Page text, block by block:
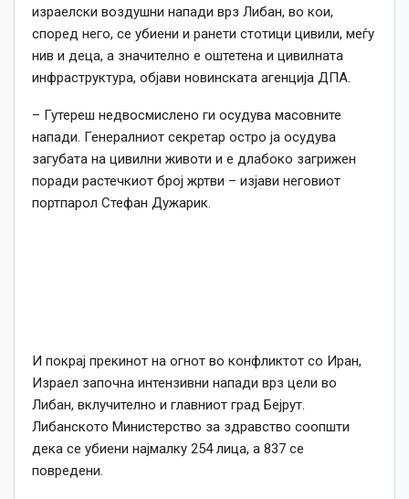
израелски воздушни напади врз Либан, во кои,
според него, се убиени и ранети стотици цивили, меѓу
нив и деца, а значително е оштетена и цивилната
инфраструктура, објави новинската агенција ДПА.
– Гутереш недвосмислено ги осудува масовните
напади. Генералниот секретар остро ја осудува
загубата на цивилни животи и е длабоко загрижен
поради растечкиот број жртви – изјави неговиот
портпарол Стефан Дужарик.
И покрај прекинот на огнот во конфликтот со Иран,
Израел започна интензивни напади врз цели во
Либан, вклучително и главниот град Бејрут.
Либанското Министерство за здравство соопшти
дека се убиени најмалку 254 лица, а 837 се
повредени.